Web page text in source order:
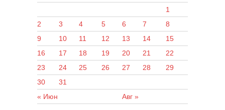
« Июн Авг »
1
2
3 4 5 6 7
8
9
10 11 12 13 14
15
16
17 18 19 20 21
22
23
24 25 26 27 28
29
30
31